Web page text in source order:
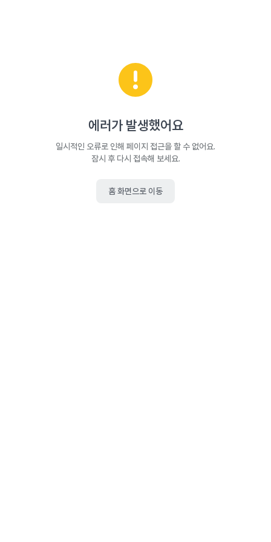
에러가 발생했어요
일시적인 오류로 인해 페이지 접근을 할 수 없어요.
잠시 후 다시 접속해 보세요.
홈 화면으로 이동